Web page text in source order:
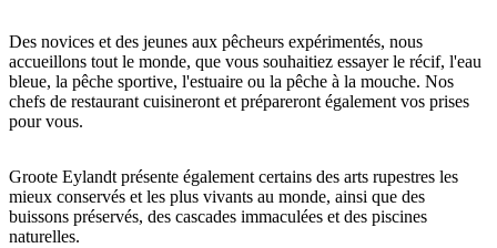
Rechercher:
Sign
up
Des novices et des jeunes aux pêcheurs expérimentés, nous
accueillons tout le monde, que vous souhaitiez essayer le récif, l'eau
bleue, la pêche sportive, l'estuaire ou la pêche à la mouche. Nos
chefs de restaurant cuisineront et prépareront également vos prises
pour vous.
Groote Eylandt présente également certains des arts rupestres les
mieux conservés et les plus vivants au monde, ainsi que des
buissons préservés, des cascades immaculées et des piscines
naturelles.